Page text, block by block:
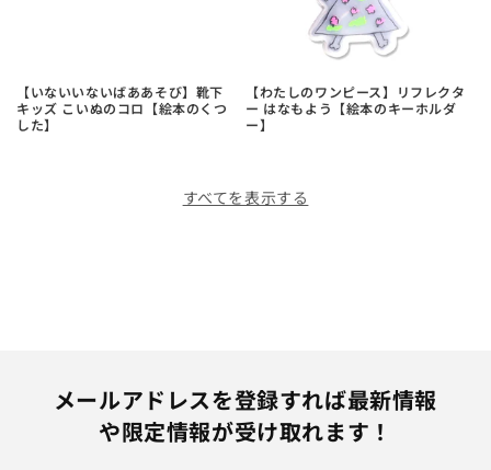
【いないいないばああそび】靴下
キッズ こいぬのコロ【絵本のくつ
した】
【わたしのワンピース】リフレクタ
ー はなもよう【絵本のキーホルダ
ー】
すべてを表示する
メールアドレスを登録すれば最新情報
や限定情報が受け取れます！